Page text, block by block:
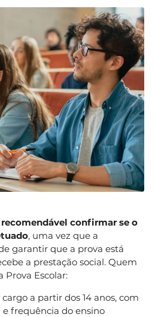
confirmar se o
, uma vez que a
garantir que a prova está
a prestação social. Quem
Prova Escolar:
a partir dos 14 anos, com
frequência do ensino